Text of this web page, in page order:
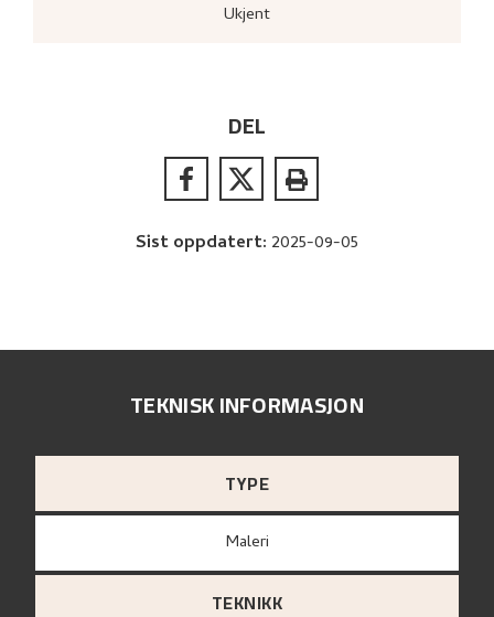
Ukjent
DEL
Sist oppdatert: 2025-09-05
TEKNISK INFORMASJON
TYPE
Maleri
TEKNIKK